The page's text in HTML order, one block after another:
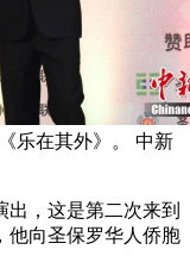
乐在其外》。 中新
，这是第二次来到
他向圣保罗华人侨胞